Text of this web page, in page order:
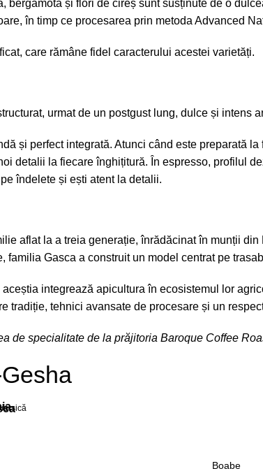
bergamotă și flori de cireș sunt susținute de o
în timp ce procesarea prin metoda Advanced
care rămâne fidel caracterului acestei varietăți.
urmat de un postgust lung, dulce și intens
și perfect integrată. Atunci când este preparată
detalii la fiecare înghițitură. În espresso, profilul
îndelete și ești atent la detalii.
aflat la a treia generație, înrădăcinat în munții
familia Gasca a construit un model centrat pe
integrează apicultura în ecosistemul lor
tradiție, tehnici avansate de procesare și un
de specialitate de la prăjitoria Baroque Coffee